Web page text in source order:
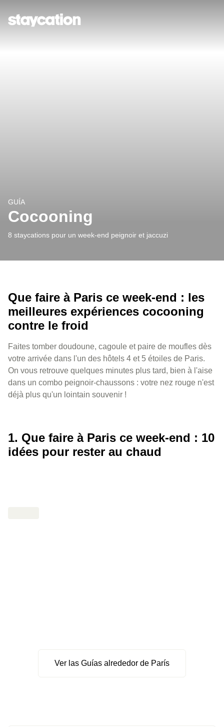
GUÍA
Cocooning
8 staycations pour un week-end peignoir et jaccuzi
Que faire à Paris ce week-end : les
meilleures expériences cocooning
contre le froid
Faites tomber doudoune, cagoule et paire de moufles dès
votre arrivée dans l'un des hôtels 4 et 5 étoiles de Paris.
On vous retrouve quelques minutes plus tard, bien à l'aise
dans un combo peignoir-chaussons : votre nez rouge n'est
déjà plus qu'un lointain souvenir !
1. Que faire à Paris ce week-end : 10
idées pour rester au chaud
Ver las Guías alrededor de París